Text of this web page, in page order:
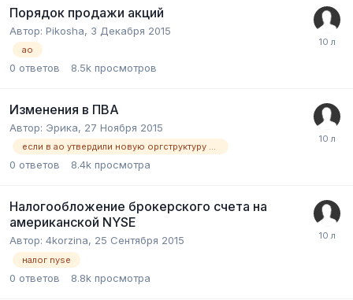
Порядок продажи акций
Автор: Pikosha, 3 Декабря 2015
ао
0 ответов 8.5k просмотров
Изменения в ПВА
Автор: Эрика, 27 Ноября 2015
если в ао утвердили новую оргструктуру обязательно ли в 15-дневный срок вносить изменения в пва в нб рк?
0 ответов 8.4k просмотра
Налогообложение брокерского счета на
американской NYSE
Автор: 4korzina, 25 Сентября 2015
налог nyse
0 ответов 8.8k просмотра